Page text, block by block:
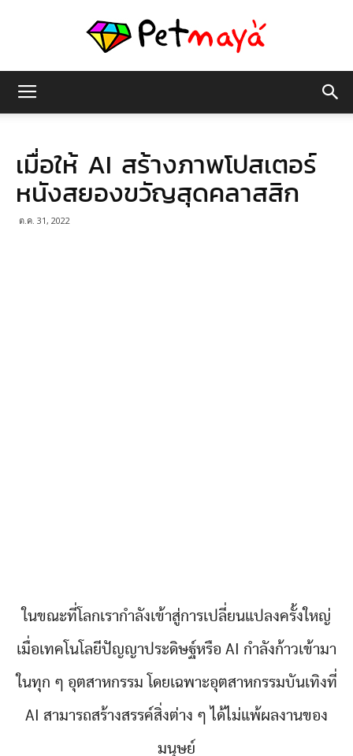
มายา
เมื่อให้ AI สร้างภาพโปสเตอร์
หนังสยองขวัญสุดคลาสสิก
ต.ค. 31, 2022
ในขณะที่โลกเรากำลังเข้าสู่การเปลี่ยนแปลงครั้งใหญ่
เมื่อเทคโนโลยีปัญญาประดิษฐ์หรือ AI กำลังก้าวเข้ามา
ในทุก ๆ อุตสาหกรรม โดยเฉพาะอุตสาหกรรมบันเทิงที่
AI สามารถสร้างสรรค์สิ่งต่าง ๆ ได้ไม่แพ้ผลงานของ
มนุษย์